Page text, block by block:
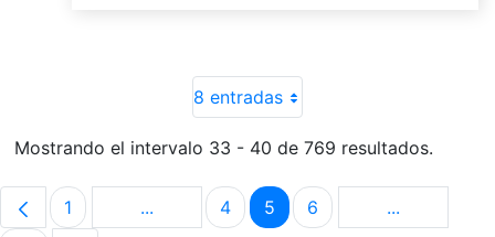
8 entradas
Mostrando el intervalo 33 - 40 de 769 resultados.
Página
1 ...Páginas intermedias Use TAB para
Página
4 Página
5 Página
6 ...Páginas